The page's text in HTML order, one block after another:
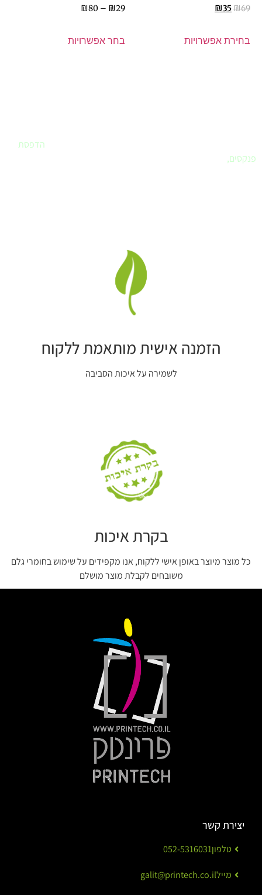
₪69
₪35
בחירת אפשרויות
₪29
–
₪80
בחר אפשרויות
הדפסת
פנקסים,
הזמנה אישית מותאמת ללקוח
לשמירה על איכות הסביבה
בקרת איכות
כל מוצר מיוצר באופן אישי ללקוח, אנו מקפידים על שימוש בחומרי גלם
משובחים לקבלת מוצר מושלם
יצירת קשר
טלפון052-5316031
מיילgalit@printech.co.il